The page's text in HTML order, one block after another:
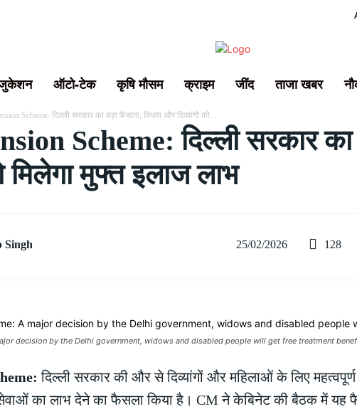
ऑटो-टेक कृषि मौसम क्राइम जींद ताजा खबर
Scheme: दिल्ली सरकार का बड़ा फैसला, विधवा और दिव्यांगों को...
Scheme: दिल्ली सरकार
मिलेगा मुफ्त इलाज लाभ
Singh 25/02/2026 128
decision by the Delhi government, widows and disabled people will get free treatment
दिल्ली सरकार की और से दिव्यांगों और महिलाओं के लिए
का लाभ देने का फैसला किया है। CM ने केबिनेट की बैठक में यह